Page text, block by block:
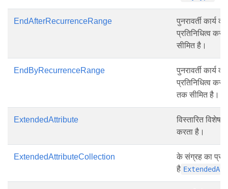
EndAfterRecurrenceRange
पुनरावर्ती कार्य
प्रतिनिधित्व
सीमित है।
EndByRecurrenceRange
पुनरावर्ती कार्य
प्रतिनिधित्व
तक सीमित है।
ExtendedAttribute
विस्तारित
करता है।
ExtendedAttributeCollection
के संग्रह का
है